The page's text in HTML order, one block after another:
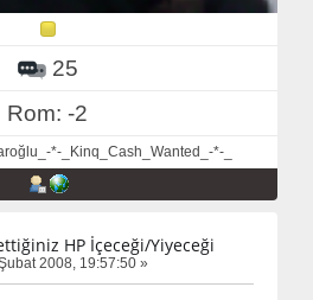
25
Rom: -2
*-_Kinq_Cash_Wanted_-*-_
HP İçeceği/Yiyeceği
2008, 19:57:50 »